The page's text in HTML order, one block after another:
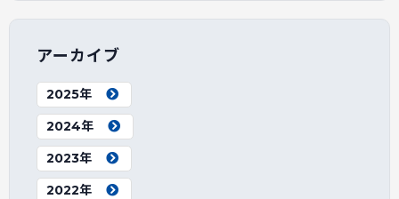
アーカイブ
2025年
2024年
2023年
2022年